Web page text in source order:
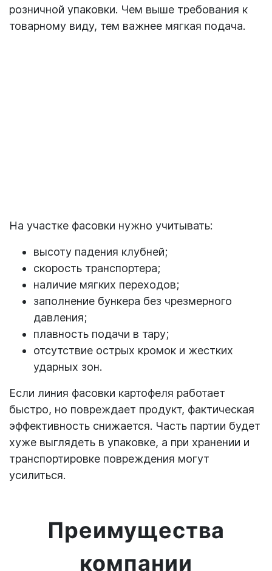
розничной упаковки. Чем выше требования к
товарному виду, тем важнее мягкая подача.
На участке фасовки нужно учитывать:
высоту падения клубней;
скорость транспортера;
наличие мягких переходов;
заполнение бункера без чрезмерного
давления;
плавность подачи в тару;
отсутствие острых кромок и жестких
ударных зон.
Если линия фасовки картофеля работает
быстро, но повреждает продукт, фактическая
эффективность снижается. Часть партии будет
хуже выглядеть в упаковке, а при хранении и
транспортировке повреждения могут
усилиться.
Преимущества
компании